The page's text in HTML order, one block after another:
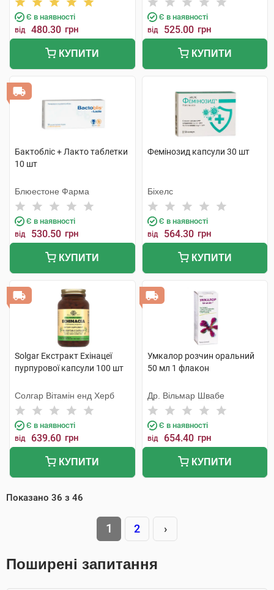
Є в наявності
від 480.30 грн
КУПИТИ
Є в наявності
від 525.00 грн
КУПИТИ
Бактобліс + Лакто таблетки
10 шт
Блюестоне Фарма
Є в наявності
від 530.50 грн
КУПИТИ
Фемінозид капсули 30 шт
Біхелс
Є в наявності
від 564.30 грн
КУПИТИ
Solgar Екстракт Ехінацеї
пурпурової капсули 100 шт
Солгар Вітамін енд Херб
Є в наявності
від 639.60 грн
КУПИТИ
Умкалор розчин оральний
50 мл 1 флакон
Др. Вільмар Швабе
Є в наявності
від 654.40 грн
КУПИТИ
Показано 36 з 46
1 2 ›
Поширені запитання